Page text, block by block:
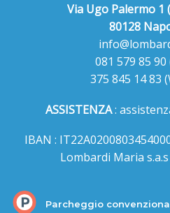
Via Ugo Palermo 1
80128
081 579 85 90
375 845 14 83
ASSISTENZA:
IBAN :
Lombardi Maria
Parcheggio